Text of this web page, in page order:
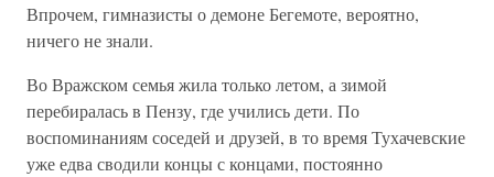
Впрочем, гимназисты о демоне Бегемоте, вероятно,
ничего не знали.
Во Вражском семья жила только летом, а зимой
перебиралась в Пензу, где учились дети. По
воспоминаниям соседей и друзей, в то время Тухачевские
уже едва сводили концы с концами, постоянно